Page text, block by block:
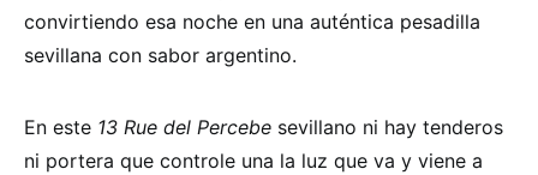
convirtiendo esa noche en una auténtica pesadilla
sevillana con sabor argentino.
En este 13 Rue del Percebe sevillano ni hay tenderos
ni portera que controle una la luz que va y viene a